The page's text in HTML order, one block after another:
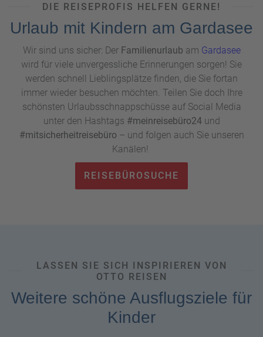
mit glatten Holzplanken belegten Wegen im Schatten der
Bäume – mit wunderbarem Ausblick auf den See. Wenn
Promenade eine Pizza oder ein Eisbecher winkt, könnte ein
Urlaubstag am Gardasee mit Kindern gar nicht schöner
sein.
DIE REISEPROFIS HELFEN GERNE!
Urlaub mit Kindern am Gardasee
Wir sind uns sicher: Der Familienurlaub am Gardasee
wird für viele unvergessliche Erinnerungen sorgen! Sie
werden schnell Lieblingsplätze finden, die Sie fortan
immer wieder besuchen möchten. Teilen Sie doch Ihre
schönsten Urlaubsschnappschüsse auf Social Media
unter den Hashtags #meinreisebüro24 und
#mitsicherheitreisebüro – und folgen auch Sie unseren
Kanälen!
REISEBÜROSUCHE
LASSEN SIE SICH INSPIRIEREN VON
OTTO REISEN
Weitere schöne Ausflugsziele für
Kinder